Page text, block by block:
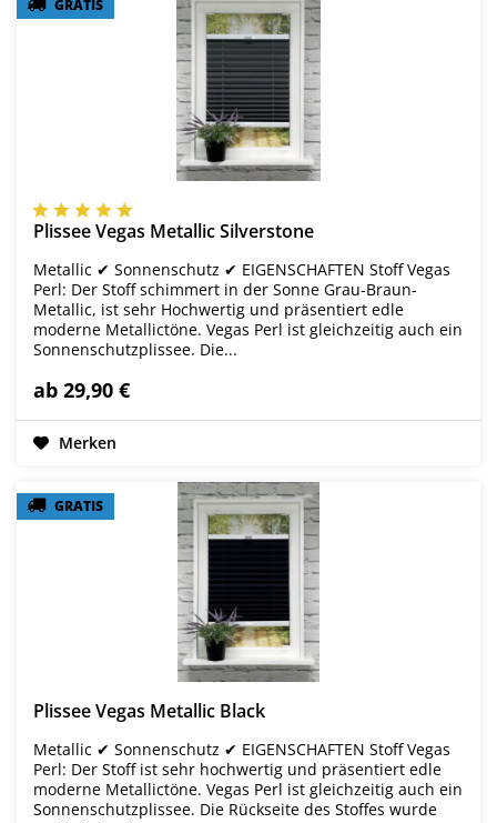
GRATIS
GRATIS
Plissee Vegas Metallic Silverstone
Metallic ✔ Sonnenschutz ✔ EIGENSCHAFTEN Stoff Vegas
Perl: Der Stoff schimmert in der Sonne Grau-Braun-
Metallic, ist sehr Hochwertig und präsentiert edle
moderne Metallictöne. Vegas Perl ist gleichzeitig auch ein
Sonnenschutzplissee. Die...
ab 29,90 €
Merken
GRATIS
GRATIS
Plissee Vegas Metallic Black
Metallic ✔ Sonnenschutz ✔ EIGENSCHAFTEN Stoff Vegas
Perl: Der Stoff ist sehr hochwertig und präsentiert edle
moderne Metallictöne. Vegas Perl ist gleichzeitig auch ein
Sonnenschutzplissee. Die Rückseite des Stoffes wurde